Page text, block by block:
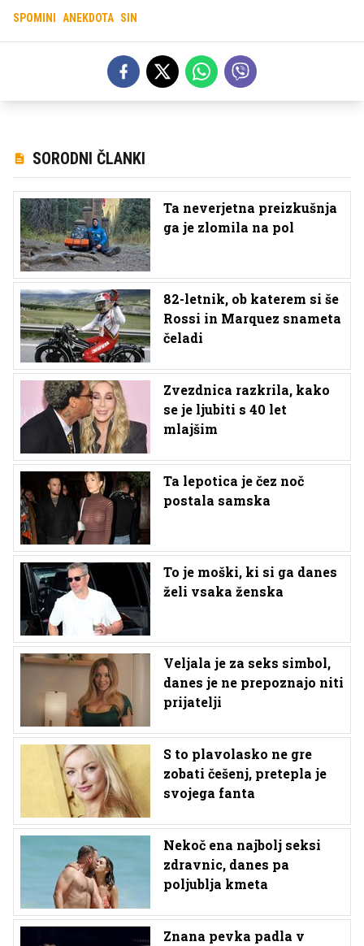
SPOMINI ANEKDOTA SIN
SORODNI ČLANKI
Ta neverjetna preizkušnja
ga je zlomila na pol
82-letnik, ob katerem si še
Rossi in Marquez snameta
čeladi
Zvezdnica razkrila, kako
se je ljubiti s 40 let
mlajšim
Ta lepotica je čez noč
postala samska
To je moški, ki si ga danes
želi vsaka ženska
Veljala je za seks simbol,
danes je ne prepoznajo niti
prijatelji
S to plavolasko ne gre
zobati češenj, pretepla je
svojega fanta
Nekoč ena najbolj seksi
zdravnic, danes pa
poljublja kmeta
Znana pevka padla v